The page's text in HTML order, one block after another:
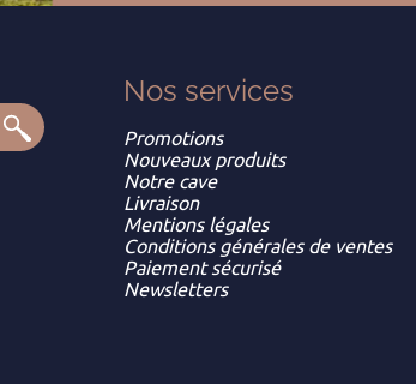
Nos services
Promotions
Nouveaux produits
Notre cave
Livraison
Mentions légales
Conditions générales de ventes
Paiement sécurisé
Newsletters